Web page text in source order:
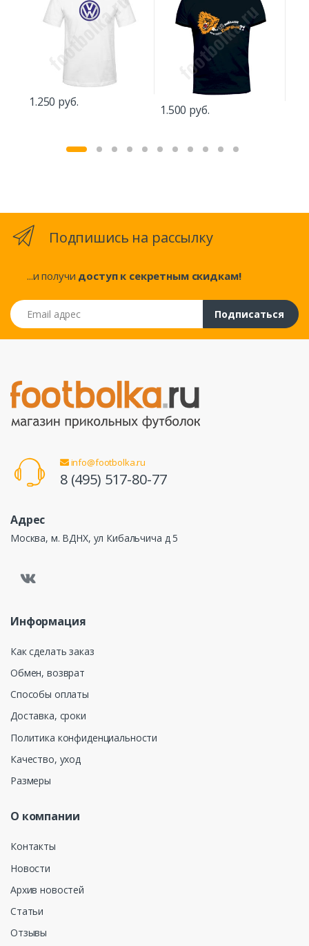
1.250 руб.
1.500 руб.
Подпишись на рассылку
...и получи доступ к секретным скидкам!
Email адрес
Подписаться
info@footbolka.ru
8 (495) 517-80-77
Адрес
Москва, м. ВДНХ, ул Кибальчича д 5
Информация
Как сделать заказ
Обмен, возврат
Способы оплаты
Доставка, сроки
Политика конфиденциальности
Качество, уход
Размеры
О компании
Контакты
Новости
Архив новостей
Статьи
Отзывы